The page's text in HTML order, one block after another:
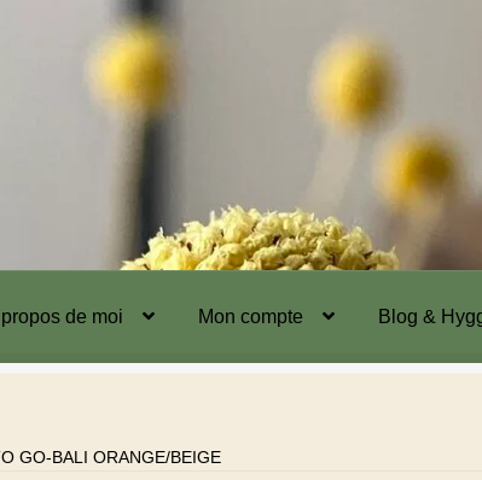
de moi Mon compte Blog &
GO-BALI ORANGE/BEIGE